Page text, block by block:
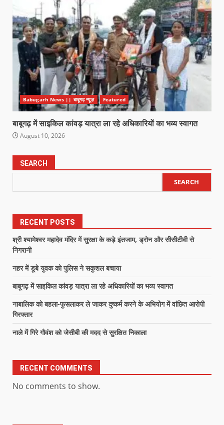
Babugarh News || बाबूगढ़ न्यूज़ Featured
बाबूगढ़ में साइकिल कांवड़ यात्रा ला रहे अधिकारियों का भव्य स्वागत
August 10, 2026
SEARCH
SEARCH
RECENT POSTS
श्री श्यामेश्वर महादेव मंदिर में सुरक्षा के कड़े इंतजाम, ड्रोन और सीसीटीवी से
निगरानी
नहर में डूबे युवक को पुलिस ने सकुशल बचाया
बाबूगढ़ में साइकिल कांवड़ यात्रा ला रहे अधिकारियों का भव्य स्वागत
नाबालिक को बहला-फुसलाकर ले जाकर दुष्कर्म करने के अभियोग में वांछित आरोपी
गिरफ्तार
नाले में गिरे गौवंश को जेसीबी की मदद से सुरक्षित निकाला
RECENT COMMENTS
No comments to show.